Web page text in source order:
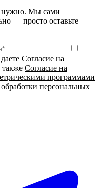
нужно. Мы сами
— просто оставьте
Согласие на
также Согласие на
программами
персональных